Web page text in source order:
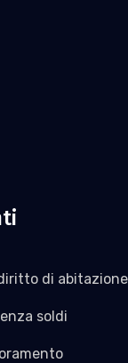
di abitazione
soldi